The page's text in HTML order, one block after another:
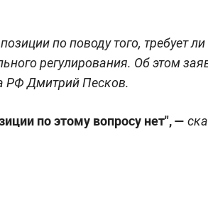
по поводу того, требует
регулирования. Об этом
РФ Дмитрий Песков.
по этому вопросу нет", —